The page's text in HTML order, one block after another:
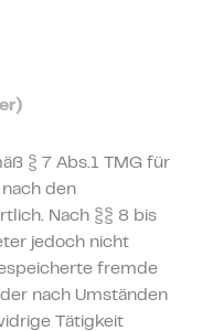
§ 7 Abs.1 TMG für
den
Nach §§ 8 bis
jedoch nicht
fremde
nach Umständen
Tätigkeit